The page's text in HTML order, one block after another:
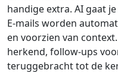
handige extra. AI gaat
E-mails worden
en voorzien van
herkend, follow-ups
teruggebracht tot de